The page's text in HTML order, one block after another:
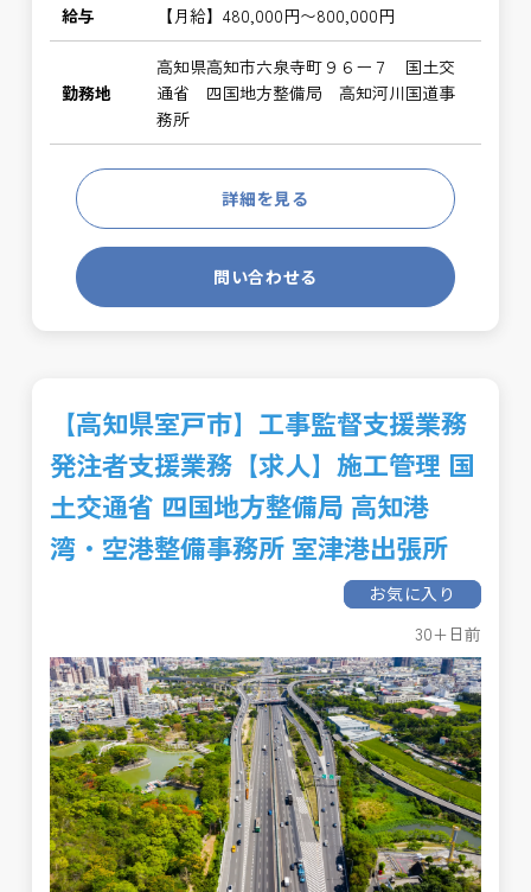
給与 【月給】480,000円〜800,000円
勤務地
高知県高知市六泉寺町９６ー７ 国土交
通省 四国地方整備局 高知河川国道事
務所
詳細を見る
問い合わせる
【高知県室戸市】工事監督支援業務
発注者支援業務【求人】施工管理 国
土交通省 四国地方整備局 高知港
湾・空港整備事務所 室津港出張所
お気に入り
30+日前